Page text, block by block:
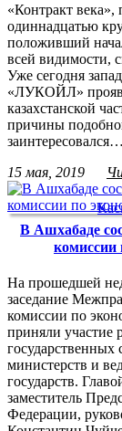
«Контракт
одиннадцатью
положивший
всей видимости,
Уже сегодня
«ЛУКОЙЛ»
казахстанской
причины
заинтересовался…
15 мая, 2019
В Ашхабаде
комиссии
На прошедшей
заседание
комиссии по
приняли участие
государственных
министерств и
государств.
заместитель
Федерации,